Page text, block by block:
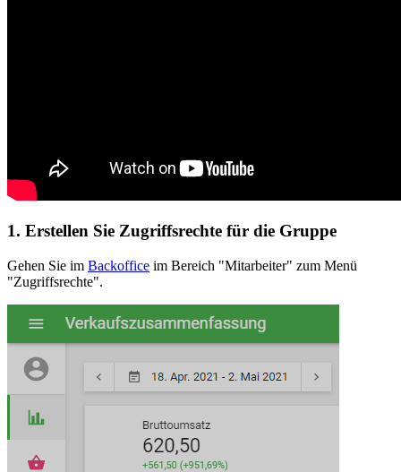
1. Erstellen Sie Zugriffsrechte für die Gruppe
Gehen Sie im Backoffice im Bereich "Mitarbeiter" zum Menü
"Zugriffsrechte".